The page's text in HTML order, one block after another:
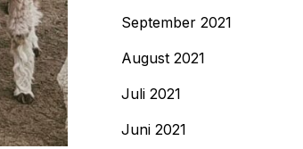
September 2021
August 2021
Juli 2021
Juni 2021